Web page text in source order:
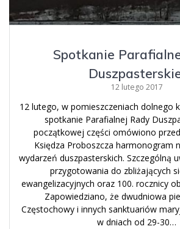
Spotkanie
12 lutego 2017
12 lutego, w pomieszczeniach dolnego
spotkanie Parafialnej Rady
początkowej części omówiono
Księdza Proboszcza harmonogram
wydarzeń duszpasterskich. Szczególną
przygotowania do zbliżających
ewangelizacyjnych oraz 100. rocznicy
Zapowiedziano, że dwudniowa
Częstochowy i innych sanktuariów
w dniach od 29-30…